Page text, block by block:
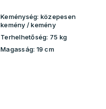
Keménység: közepesen
kemény / kemény
Terhelhetőség: 75 kg
Magasság: 19 cm